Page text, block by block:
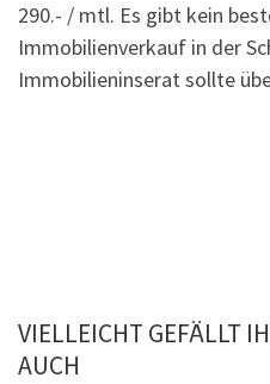
290.- / mtl. Es gibt kein
Immobilienverkauf in der
Immobilieninserat sollte
VIELLEICHT GEFÄLLT
AUCH